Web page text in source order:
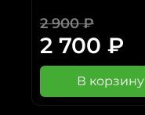
2 900 ₽
2 700 ₽
В корзину